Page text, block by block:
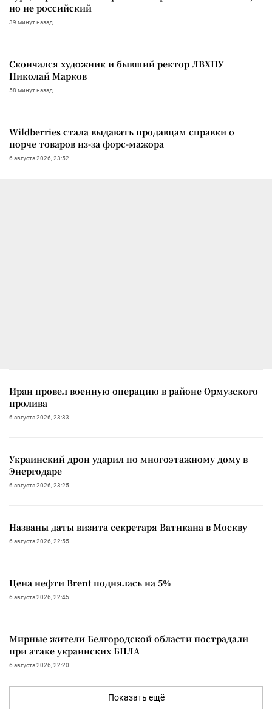
но не российский
39 минут назад
Скончался художник и бывший ректор ЛВХПУ
Николай Марков
58 минут назад
Wildberries стала выдавать продавцам справки о
порче товаров из-за форс-мажора
6 августа 2026, 23:52
Иран провел военную операцию в районе Ормузского
пролива
6 августа 2026, 23:33
Украинский дрон ударил по многоэтажному дому в
Энергодаре
6 августа 2026, 23:25
Названы даты визита секретаря Ватикана в Москву
6 августа 2026, 22:55
Цена нефти Brent поднялась на 5%
6 августа 2026, 22:45
Мирные жители Белгородской области пострадали
при атаке украинских БПЛА
6 августа 2026, 22:20
Показать ещё